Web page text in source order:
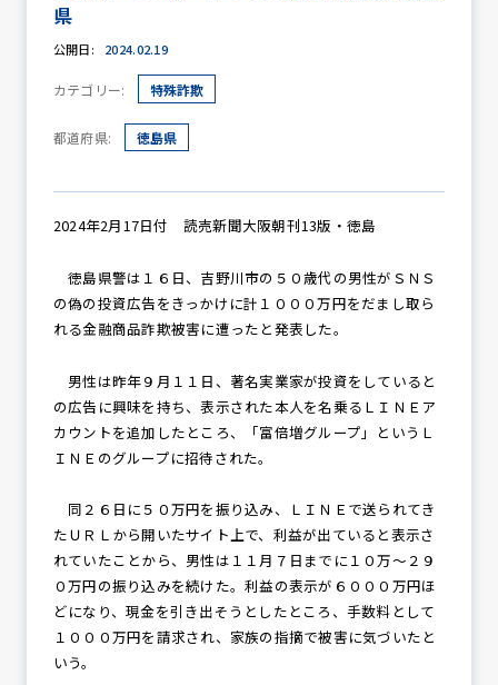
防犯活動ニュース
防犯パトロール
防犯セミナー
防犯対策情報
県
公開日: 2024.02.19
カテゴリー: 特殊詐欺
都道府県: 徳島県
2024年2月17日付 読売新聞大阪朝刊13版・徳島
徳島県警は１６日、吉野川市の５０歳代の男性がＳＮＳ
の偽の投資広告をきっかけに計１０００万円をだまし取ら
れる金融商品詐欺被害に遭ったと発表した。
男性は昨年９月１１日、著名実業家が投資をしていると
の広告に興味を持ち、表示された本人を名乗るＬＩＮＥア
カウントを追加したところ、「富倍増グループ」というＬ
ＩＮＥのグループに招待された。
同２６日に５０万円を振り込み、ＬＩＮＥで送られてき
たＵＲＬから開いたサイト上で、利益が出ていると表示さ
れていたことから、男性は１１月７日までに１０万～２９
０万円の振り込みを続けた。利益の表示が６０００万円ほ
どになり、現金を引き出そうとしたところ、手数料として
１０００万円を請求され、家族の指摘で被害に気づいたと
いう。